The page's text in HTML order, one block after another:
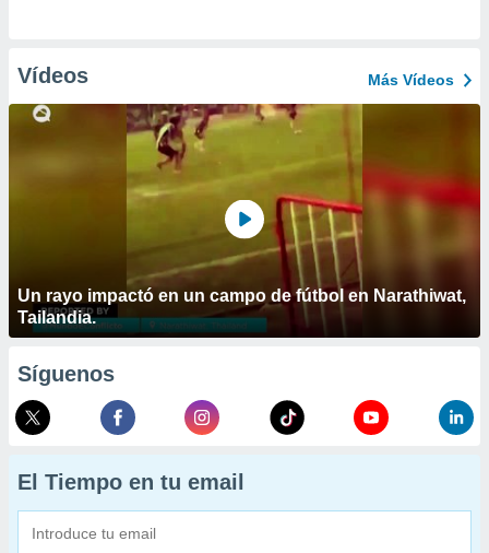
Vídeos Más Vídeos
Un rayo impactó en un campo de fútbol en Narathiwat,
Tailandia.
Síguenos
El Tiempo en tu email